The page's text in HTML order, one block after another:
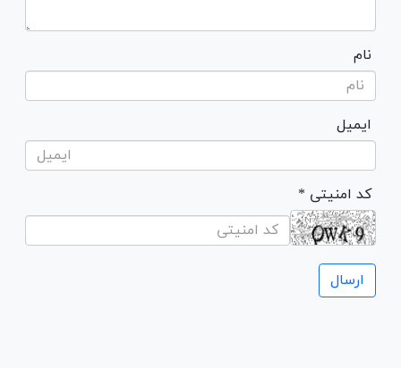
نام
ایمیل
* کد امنیتی